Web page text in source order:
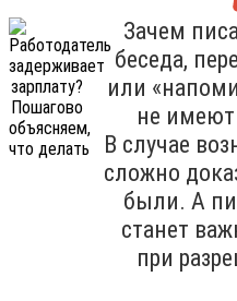
Зачем
беседа,
или
не
В случае
сложно
были. А
станет
при